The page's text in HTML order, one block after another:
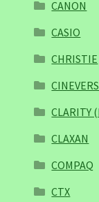
CANON
CASIO
CHRISTIE
CLARITY
CLAXAN
COMPAQ
CTX